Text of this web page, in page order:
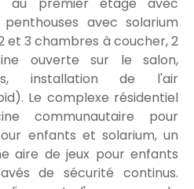
au premier étage avec
avec solarium
et 3 chambres à coucher, 2
ouverte sur le salon,
installation de l'air
Le complexe résidentiel
communautaire pour
enfants et solarium, un
aire de jeux pour enfants
de sécurité continus.